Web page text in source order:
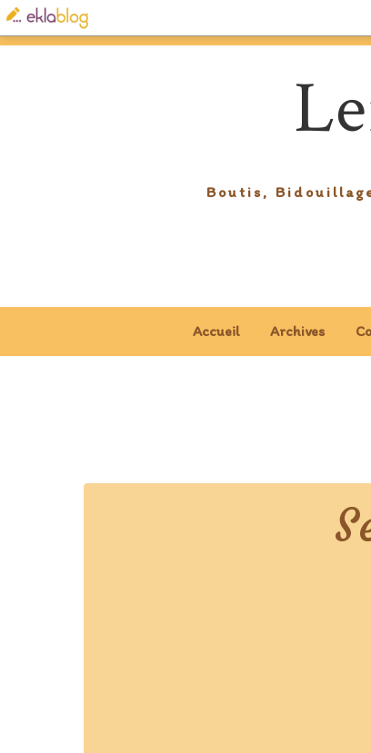
Boutis,
Accueil Archives